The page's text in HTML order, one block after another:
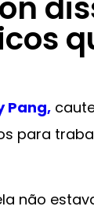
Pang,
para
não